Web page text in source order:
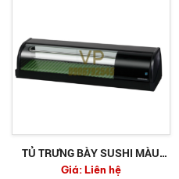
TỦ TRƯNG BÀY SUSHI MÀU
ĐEN HOSHIZAKI HNC-120BE-R-
Giá:Liên hệ